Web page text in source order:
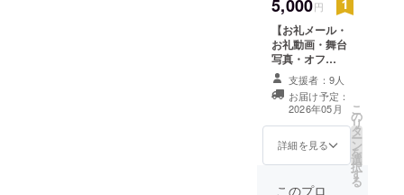
ついて 収録時
間：約15秒 提供
方法：メールの
添付にてお送り
します。
5,000円
【お礼メール・
お礼動画・舞台
写真・オフ
ショット】 お礼
のメール、キャ
スト一同の衣装
姿でのお礼の動
画、舞台写真
（ランダム）、
ダム）をお送り
支援者：9人
お届け予定：
2026年05月
詳細を見る
こ
の
リ
タ
ー
ン
を
選
択
す
る
このプロ